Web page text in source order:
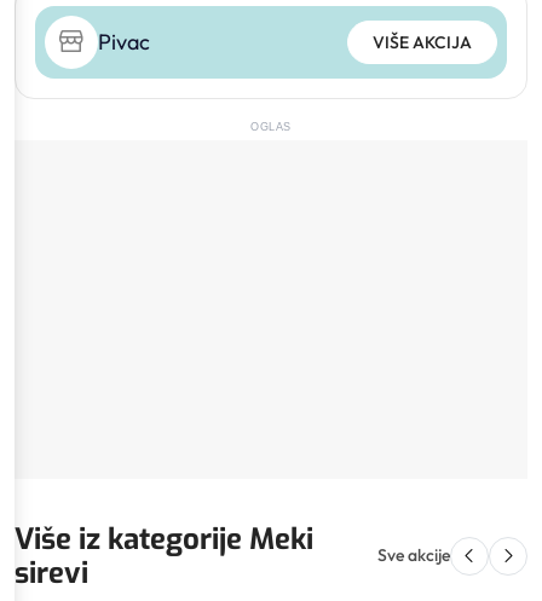
Pivac VIŠE AKCIJA
OGLAS
Više iz kategorije Meki
sirevi
Sve akcije